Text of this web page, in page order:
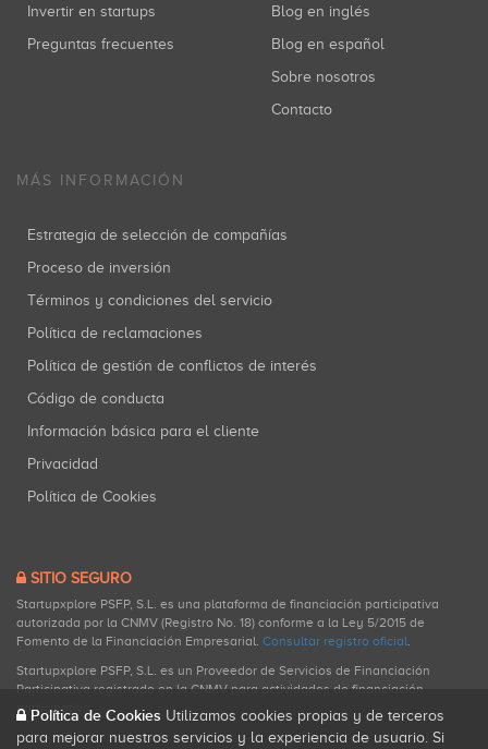
Invertir en startups
Preguntas frecuentes
Blog en inglés
Blog en español
Sobre nosotros
Contacto
MÁS INFORMACIÓN
Estrategia de selección de compañías
Proceso de inversión
Términos y condiciones del servicio
Política de reclamaciones
Política de gestión de conflictos de interés
Código de conducta
Información básica para el cliente
Privacidad
Política de Cookies
SITIO SEGURO
Startupxplore PSFP, S.L. es una plataforma de financiación participativa
autorizada por la CNMV (Registro No. 18) conforme a la Ley 5/2015 de
Fomento de la Financiación Empresarial. Consultar registro oficial.
Startupxplore PSFP, S.L. es un Proveedor de Servicios de Financiación
Participativa registrado en la CNMV para actividades de financiación
participativa.
Política de Cookies Utilizamos cookies propias y de terceros
para mejorar nuestros servicios y la experiencia de usuario. Si